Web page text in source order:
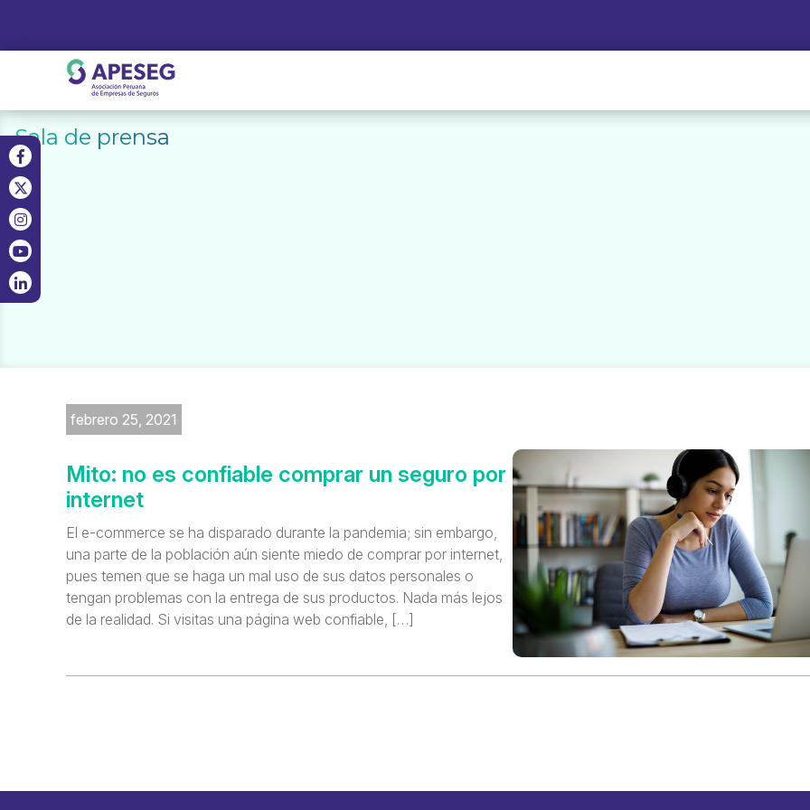
content
APESEG
Sala de prensa
febrero 25, 2021
Mito: no es confiable comprar un seguro por
internet
El e-commerce se ha disparado durante la pandemia; sin embargo,
una parte de la población aún siente miedo de comprar por internet,
pues temen que se haga un mal uso de sus datos personales o
tengan problemas con la entrega de sus productos. Nada más lejos
de la realidad. Si visitas una página web confiable, […]